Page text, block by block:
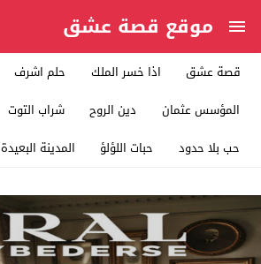
موقع قصة عشق
قصة عشق اذا خسر الملك حلم اشرف
المؤسس عثمان
دين الروح شراب التوت
حب بلا حدود
حبات اللؤلؤ المدينة البعيدة